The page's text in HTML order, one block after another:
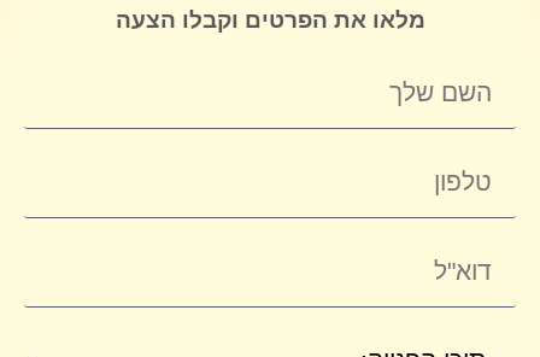
מלאו את הפרטים וקבלו הצעה